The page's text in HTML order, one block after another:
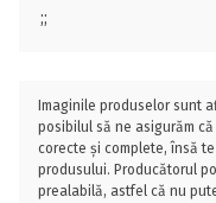
;;
Imaginile produselor sunt
posibilul să ne asigurăm
corecte și complete, însă
produsului. Producătorul
prealabilă, astfel că nu